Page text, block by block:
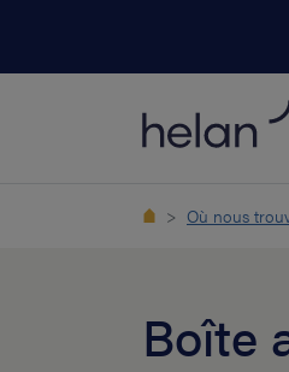
Où nous
Boîte